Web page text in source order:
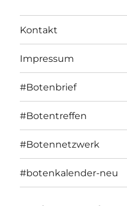
Kontakt
Impressum
#Botenbrief
#Botentreffen
#Botennetzwerk
#botenkalender-neu